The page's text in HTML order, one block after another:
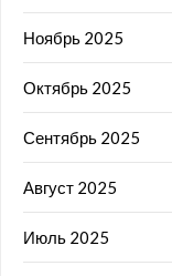
Ноябрь 2025
Октябрь 2025
Сентябрь 2025
Август 2025
Июль 2025